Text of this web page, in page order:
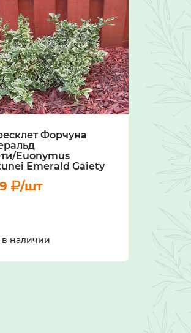
Форчуна
Euonymus
Emerald Gaiety
/шт
в наличии